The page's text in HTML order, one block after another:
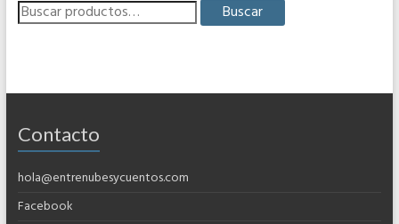
Buscar
Contacto
hola@entrenubesycuentos.com
Facebook